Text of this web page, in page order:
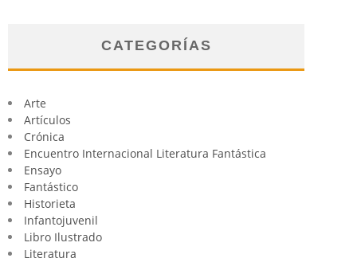
CATEGORÍAS
Arte
Artículos
Crónica
Encuentro Internacional Literatura Fantástica
Ensayo
Fantástico
Historieta
Infantojuvenil
Libro Ilustrado
Literatura